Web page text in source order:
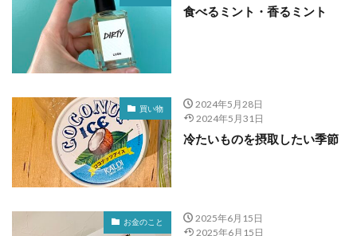
食べるミント・香るミント
買い物
2024年5月28日
2024年5月31日
冷たいものを摂取したい季節
お金のこと
2025年6月15日
2025年6月15日